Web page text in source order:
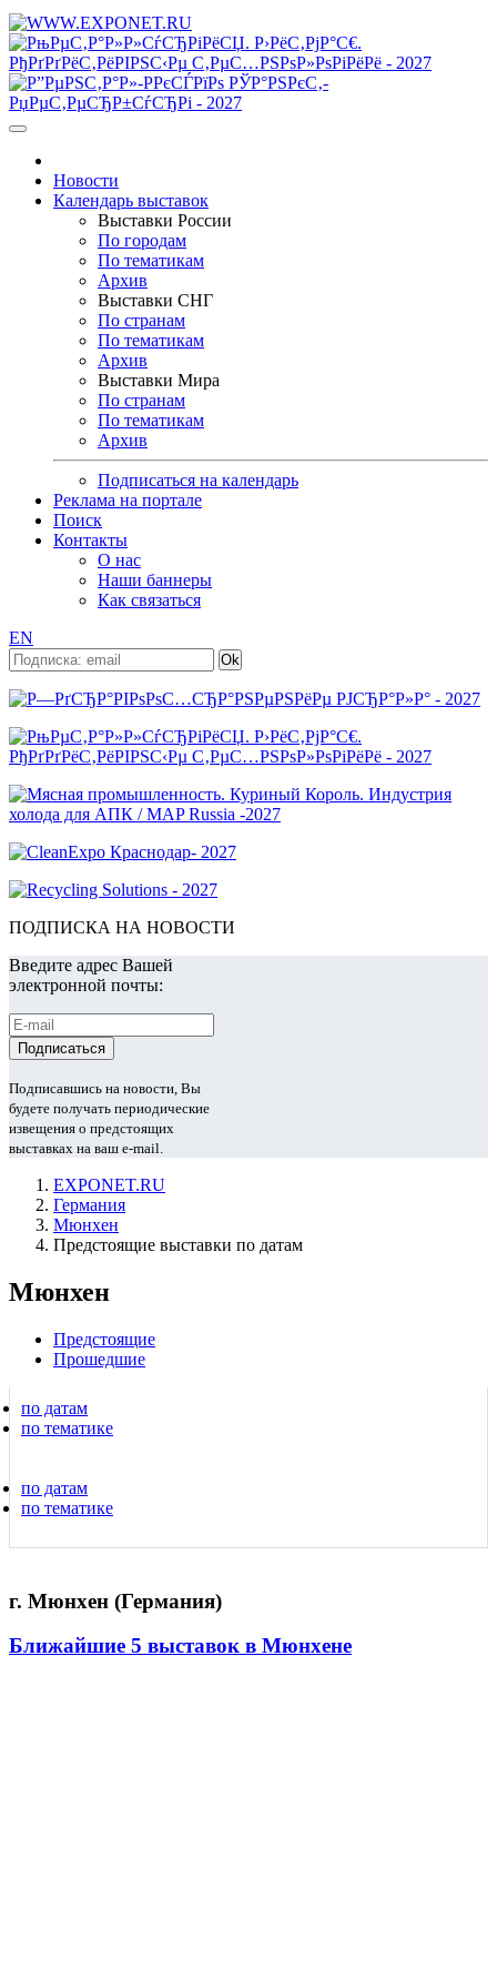
Новости
Календарь выставок
Выставки России
По городам
По тематикам
Архив
Выставки СНГ
По странам
По тематикам
Архив
Выставки Мира
По странам
По тематикам
Архив
Подписаться на календарь
Реклама на портале
Поиск
Контакты
О нас
Наши баннеры
Как связаться
EN
ПОДПИСКА НА НОВОСТИ
Введите адрес Вашей
электронной почты:
Подписавшись на новости, Вы
будете получать периодические
извещения о предстоящих
выставках на ваш e-mail.
EXPONET.RU
Германия
Мюнхен
Предстоящие выставки по датам
Мюнхен
Предстоящие
Прошедшие
по датам
по тематике
по датам
по тематике
г. Мюнхен (Германия)
Ближайшие 5 выставок в Мюнхене